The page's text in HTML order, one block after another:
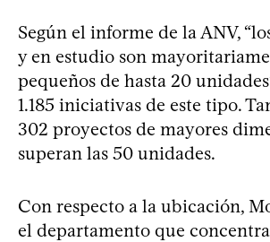
Según el informe de la ANV,
y en estudio son
pequeños de hasta 20
1.185 iniciativas de este tipo.
302 proyectos de mayores
superan las 50 unidades.
Con respecto a la ubicación,
el departamento que